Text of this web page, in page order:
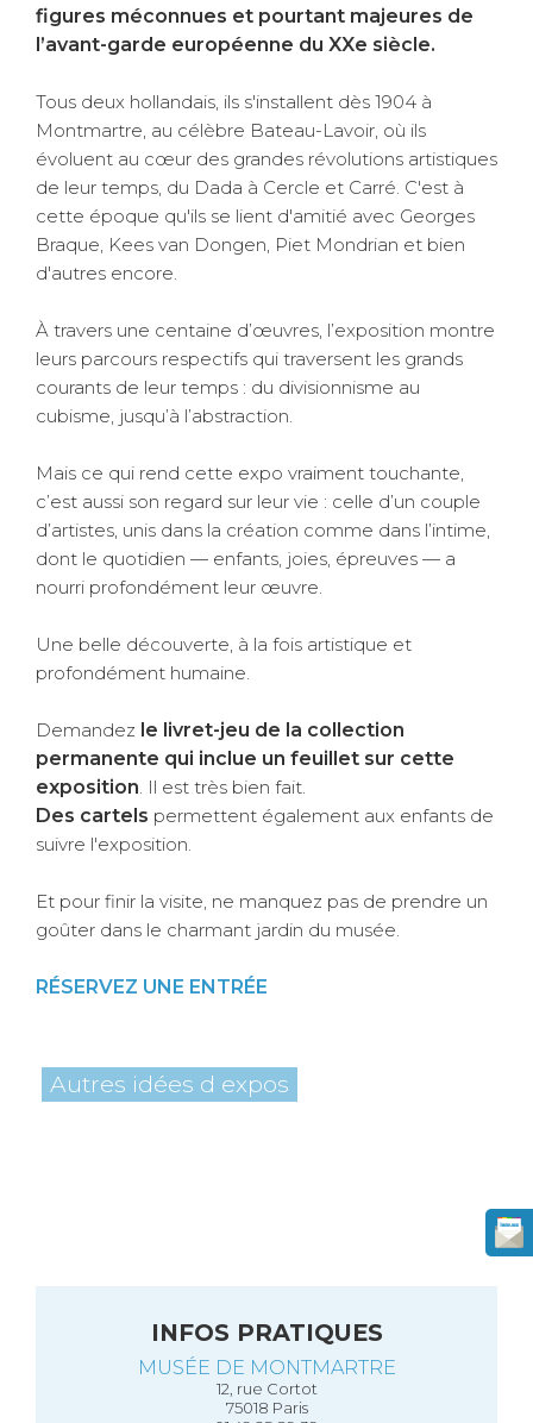
figures méconnues et pourtant majeures de
l’avant-garde européenne du XXe siècle.
Tous deux hollandais, ils s'installent dès 1904 à
Montmartre, au célèbre Bateau-Lavoir, où ils
évoluent au cœur des grandes révolutions artistiques
de leur temps, du Dada à Cercle et Carré. C'est à
cette époque qu'ils se lient d'amitié avec Georges
Braque, Kees van Dongen, Piet Mondrian et bien
d'autres encore.
À travers une centaine d’œuvres, l’exposition montre
leurs parcours respectifs qui traversent les grands
courants de leur temps : du divisionnisme au
cubisme, jusqu’à l’abstraction.
Mais ce qui rend cette expo vraiment touchante,
c’est aussi son regard sur leur vie : celle d’un couple
d’artistes, unis dans la création comme dans l’intime,
dont le quotidien — enfants, joies, épreuves — a
nourri profondément leur œuvre.
Une belle découverte, à la fois artistique et
profondément humaine.
Demandez le livret-jeu de la collection
permanente qui inclue un feuillet sur cette
exposition . Il est très bien fait.
Des cartels permettent également aux enfants de
suivre l'exposition.
Et pour finir la visite, ne manquez pas de prendre un
goûter dans le charmant jardin du musée.
RÉSERVEZ UNE ENTRÉE
Autres idées d expos
INFOS PRATIQUES
MUSÉE DE MONTMARTRE
12, rue Cortot
75018 Paris